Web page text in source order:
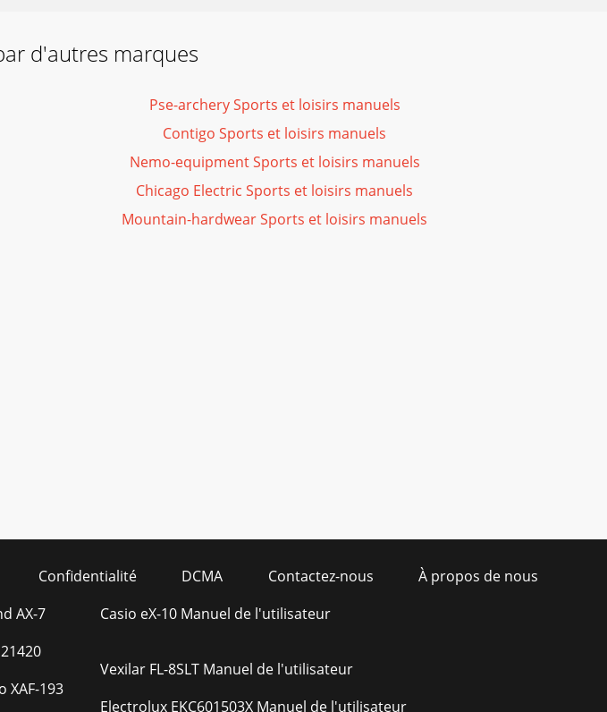
d'autres marques
Pse-archery Sports et loisirs manuels
Contigo Sports et loisirs manuels
Nemo-equipment Sports et loisirs manuels
Chicago Electric Sports et loisirs manuels
Mountain-hardwear Sports et loisirs manuels
Confidentialité DCMA Contactez-nous
À propos de nous
AX-7
XAF-193
Casio eX-10 Manuel de l'utilisateur
Vexilar FL-8SLT Manuel de l'utilisateur
Electrolux EKC601503X Manuel de l'utilisateur